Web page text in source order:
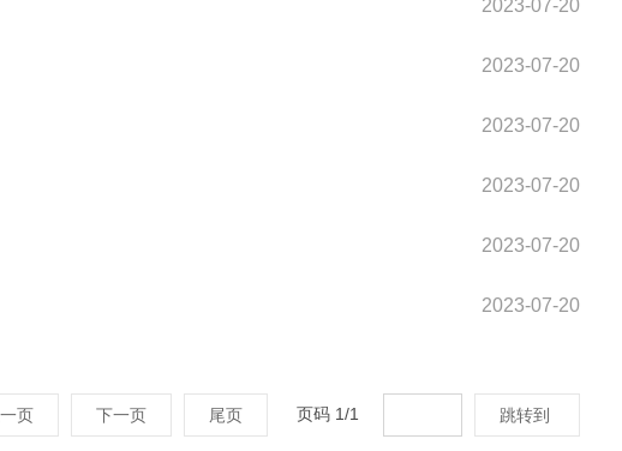
2023-07-20
2023-07-20
2023-07-20
2023-07-20
2023-07-20
2023-07-20
一页 下一页 尾页 页码 1/1 跳转到